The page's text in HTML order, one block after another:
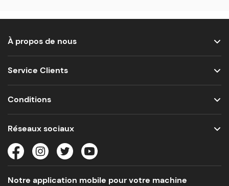
À propos de nous
Service Clients
Conditions
Réseaux sociaux
Notre application mobile pour votre machine